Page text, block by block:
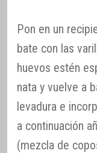
Pon en un
bate con las
huevos estén
nata y vuelve a
levadura e
a continuación
(mezcla de